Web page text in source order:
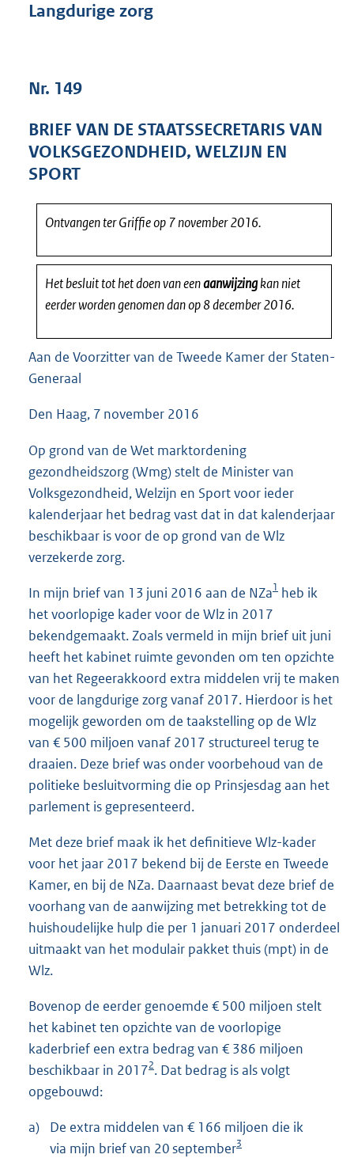
e
:
K
b
Langdurige zorg
Nr. 149
BRIEF VAN DE STAATSSECRETARIS VAN
VOLKSGEZONDHEID, WELZIJN EN
SPORT
Ontvangen ter Griffie op 7 november 2016.
Het besluit tot het doen van eenaanwijzingkan niet
eerder worden genomen dan op 8 december 2016.
Aan de Voorzitter van de Tweede Kamer der Staten-
Generaal
Den Haag, 7 november 2016
Op grond van de Wet marktordening
gezondheidszorg (Wmg) stelt de Minister van
Volksgezondheid, Welzijn en Sport voor ieder
kalenderjaar het bedrag vast dat in dat kalenderjaar
beschikbaar is voor de op grond van de Wlz
verzekerde zorg.
In mijn brief van 13 juni 2016 aan de NZa1 heb ik
het voorlopige kader voor de Wlz in 2017
bekendgemaakt. Zoals vermeld in mijn brief uit juni
heeft het kabinet ruimte gevonden om ten opzichte
van het Regeerakkoord extra middelen vrij te maken
voor de langdurige zorg vanaf 2017. Hierdoor is het
mogelijk geworden om de taakstelling op de Wlz
van € 500 miljoen vanaf 2017 structureel terug te
draaien. Deze brief was onder voorbehoud van de
politieke besluitvorming die op Prinsjesdag aan het
parlement is gepresenteerd.
Met deze brief maak ik het definitieve Wlz-kader
voor het jaar 2017 bekend bij de Eerste en Tweede
Kamer, en bij de NZa. Daarnaast bevat deze brief de
voorhang van de aanwijzing met betrekking tot de
huishoudelijke hulp die per 1 januari 2017 onderdeel
uitmaakt van het modulair pakket thuis (mpt) in de
Wlz.
Bovenop de eerder genoemde € 500 miljoen stelt
het kabinet ten opzichte van de voorlopige
kaderbrief een extra bedrag van € 386 miljoen
beschikbaar in 20172. Dat bedrag is als volgt
opgebouwd:
a)
De extra middelen van € 166 miljoen die ik
via mijn brief van 20 september3